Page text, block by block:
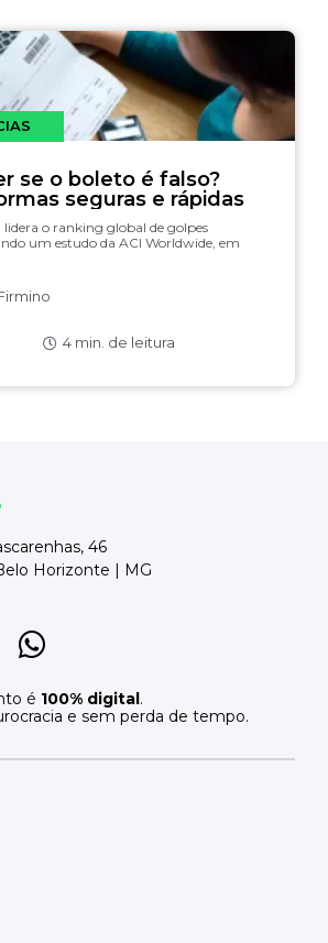
se o boleto é falso?
seguras e rápidas
lidera o ranking global de golpes
um estudo da ACI Worldwide, em
4 min. de leitura
46
Horizonte | MG
é 100% digital.
e sem perda de tempo.